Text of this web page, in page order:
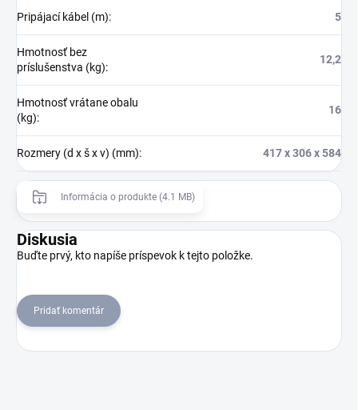
Pripájací kábel (m): 5
Hmotnosť bez
príslušenstva (kg):
12,2
Hmotnosť vrátane obalu
(kg):
16
Rozmery (d x š x v) (mm): 417 x 306 x 584
Informácia o produkte (4.1 MB)
Diskusia
Buďte prvý, kto napíše príspevok k tejto položke.
Pridať komentár